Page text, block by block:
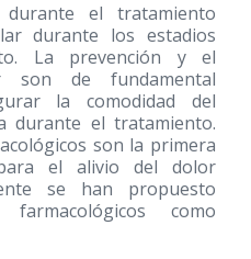
el tratamiento
durante los estadios
La prevención y el
son de fundamental
la comodidad del
durante el tratamiento.
son la primera
el alivio del dolor
se han propuesto
como